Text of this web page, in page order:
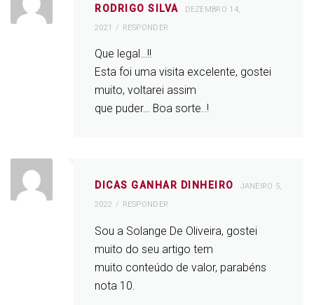
RODRIGO SILVA
DEZEMBRO 14,
2021
RESPONDER
Que legal…!!
Esta foi uma visita excelente, gostei
muito, voltarei assim
que puder… Boa sorte..!
DICAS GANHAR DINHEIRO
JANEIRO 5,
2022
RESPONDER
Sou a Solange De Oliveira, gostei
muito do seu artigo tem
muito conteúdo de valor, parabéns
nota 10.